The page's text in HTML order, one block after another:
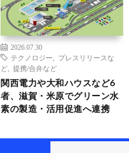
2026.07.30
テクノロジー
プレスリリースな
ど
提携/合弁など
関西電力や大和ハウスなど6
者、滋賀・米原でグリーン水
素の製造・活用促進へ連携